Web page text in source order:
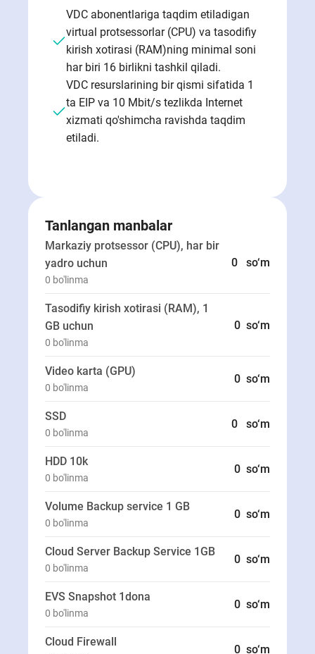
VDC abonentlariga taqdim etiladigan
virtual protsessorlar (CPU) va tasodifiy
kirish xotirasi (RAM)ning minimal soni
har biri 16 birlikni tashkil qiladi.
VDC resurslarining bir qismi sifatida 1
ta EIP va 10 Mbit/s tezlikda Internet
xizmati qo'shimcha ravishda taqdim
etiladi.
Tanlangan manbalar
Markaziy protsessor (CPU), har bir
yadro uchun
0 bo'linma
0 so‘m
Tasodifiy kirish xotirasi (RAM), 1
GB uchun
0 bo'linma
0 so‘m
Video karta (GPU)
0 bo'linma
0 so‘m
SSD
0 bo'linma
0 so‘m
HDD 10k
0 bo'linma
0 so‘m
Volume Backup service 1 GB
0 bo'linma
0 so‘m
Cloud Server Backup Service 1GB
0 bo'linma
0 so‘m
EVS Snapshot 1dona
0 bo'linma
0 so‘m
Cloud Firewall
0 so‘m